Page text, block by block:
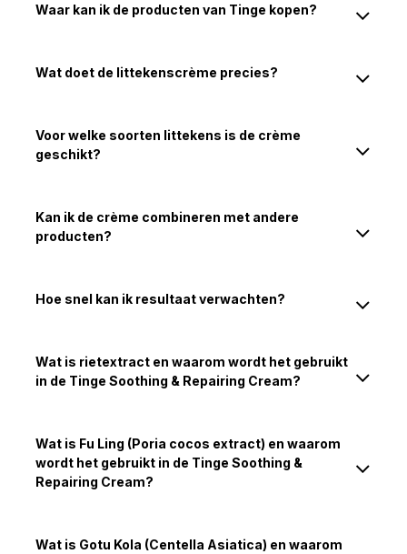
Waar kan ik de producten van Tinge kopen?
Wat doet de littekenscrème precies?
Voor welke soorten littekens is de crème
geschikt?
Kan ik de crème combineren met andere
producten?
Hoe snel kan ik resultaat verwachten?
Wat is rietextract en waarom wordt het gebruikt
in de Tinge Soothing & Repairing Cream?
Wat is Fu Ling (Poria cocos extract) en waarom
wordt het gebruikt in de Tinge Soothing &
Repairing Cream?
Wat is Gotu Kola (Centella Asiatica) en waarom